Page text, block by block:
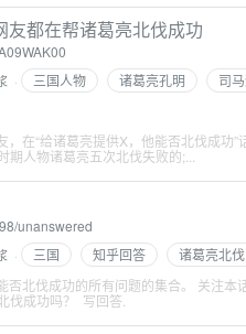
都在帮诸葛亮北伐成功
· 三国人物 诸葛亮孔明
司
在“给诸葛亮提供X，他能否北伐成功
人物诸葛亮五次北伐失败的;...
unanswered
· 三国 知乎回答
诸葛亮北伐
否北伐成功的所有问题的集合。 关注
伐成功吗？ ​ 写回答.